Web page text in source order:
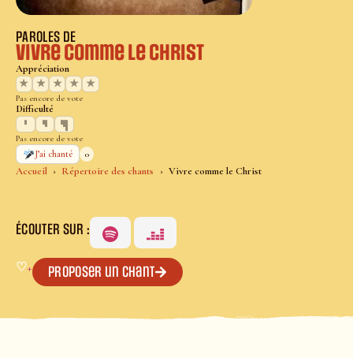
Accueil Répertoire des chants Vivre comme le Christ
PAROLES DE
Vivre comme le Christ
Appréciation
★
★ ★ ★ ★
Pas encore de vote
Difficulté
Pas encore de vote
J’ai chanté
0
ÉCOUTER SUR :
♡+ Proposer un chant